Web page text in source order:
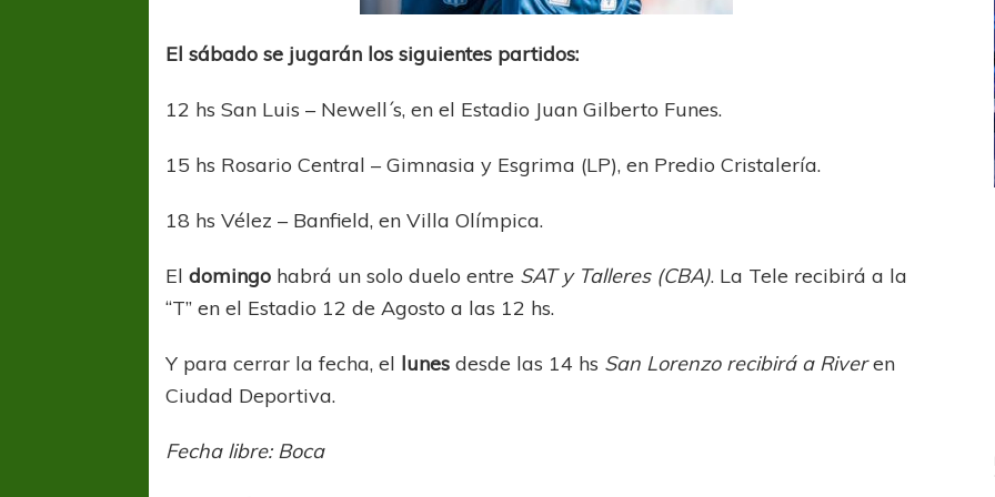
El sábado se jugarán los siguientes partidos:
12 hs San Luis – Newell´s, en el Estadio Juan Gilberto Funes.
15 hs Rosario Central – Gimnasia y Esgrima (LP), en Predio Cristalería.
18 hs Vélez – Banfield, en Villa Olímpica.
Eldomingo habrá un solo duelo entre SAT y Talleres (CBA). La Tele recibirá a la
“T” en el Estadio 12 de Agosto a las 12 hs.
Y para cerrar la fecha, el lunes desde las 14 hs San Lorenzo recibirá a Riveren
Ciudad Deportiva.
Fecha libre: Boca
COPA SUDAMERICANA TIGRE
Octavos de Final
COPA SUDAMERICANA